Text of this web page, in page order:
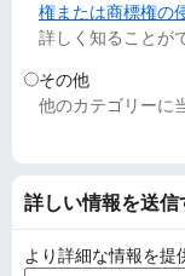
権または商標権の
詳しく知ることが
その他
他のカテゴリーに
詳しい情報を送信
より詳細な情報を提